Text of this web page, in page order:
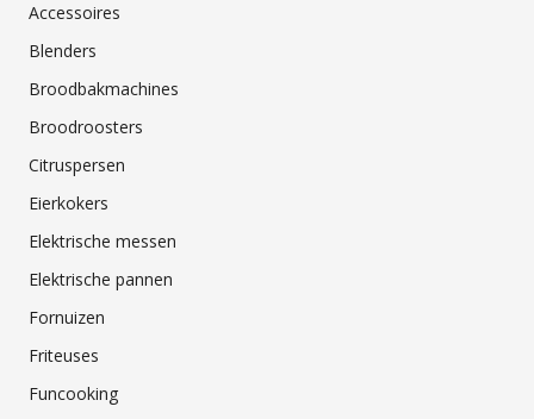
Accessoires
Blenders
Broodbakmachines
Broodroosters
Citruspersen
Eierkokers
Elektrische messen
Elektrische pannen
Fornuizen
Friteuses
Funcooking